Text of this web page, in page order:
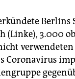
Berlins
(Linke), 3.000
verwendeten
Coronavirus